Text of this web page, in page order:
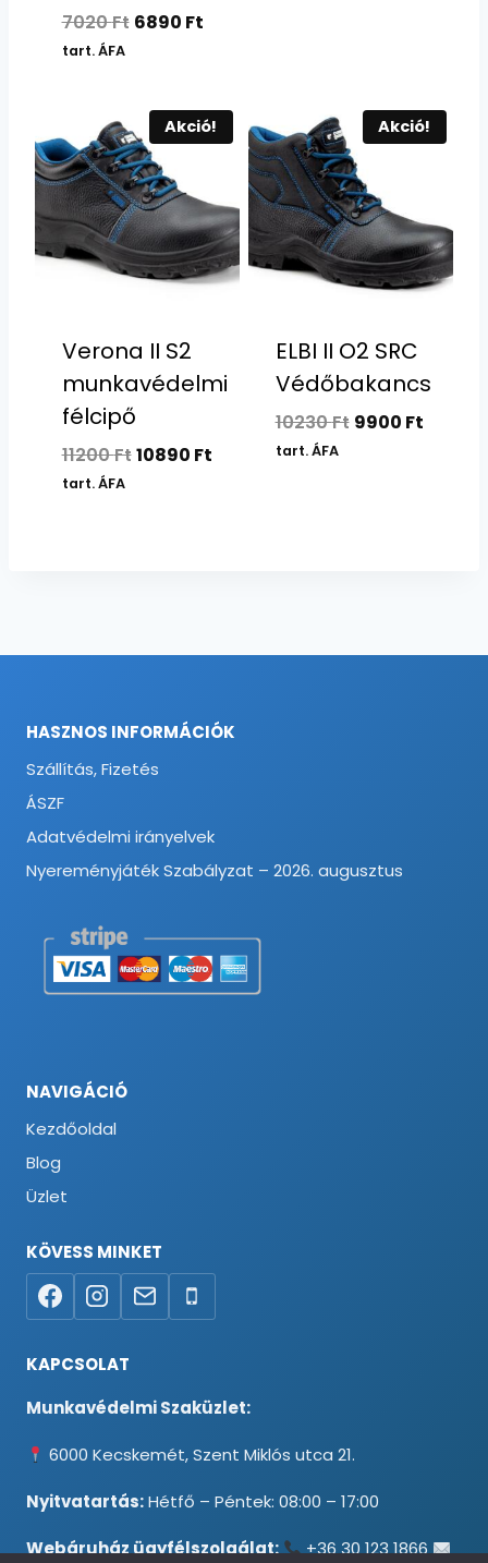
7020Ft Original
6890 FtCurrent
tart. ÁFA
Akció!
Verona II S2
munkavédelmi
félcipő
11200FtOriginal
10890 FtCurrent
tart. ÁFA
Akció!
ELBI II O2 SRC
Védőbakancs
10230Ft Original
9900 Ft
tart. ÁFA
HASZNOS INFORMÁCIÓK
Szállítás, Fizetés
ÁSZF
Adatvédelmi irányelvek
Nyereményjáték Szabályzat – 2026. augusztus
NAVIGÁCIÓ
Kezdőoldal
Blog
Üzlet
KÖVESS MINKET
KAPCSOLAT
Munkavédelmi Szaküzlet:
6000 Kecskemét, Szent Miklós utca 21.
Nyitvatartás:Hétfő – Péntek: 08:00 – 17:00
Webáruház ügyfélszolgálat: +36 30 123 1866